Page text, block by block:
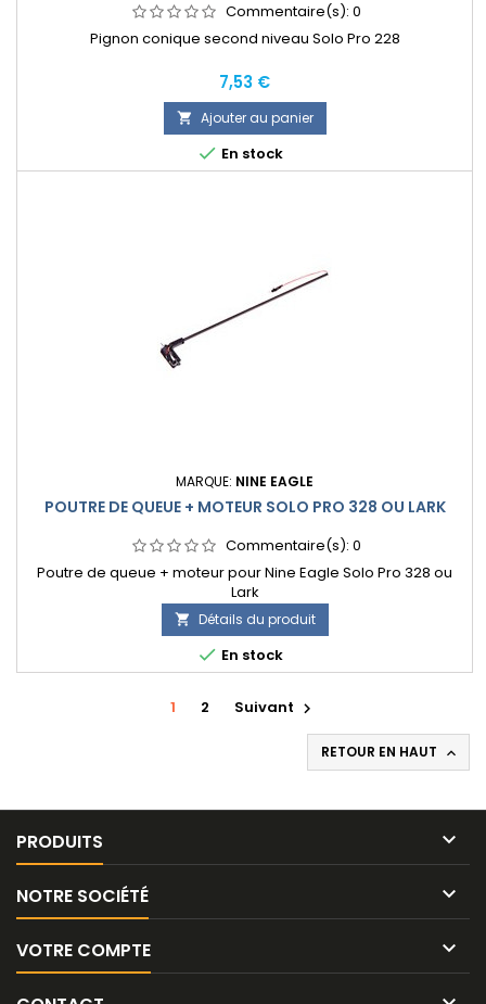
Commentaire(s): 0
Pignon conique second niveau Solo Pro 228
Prix
7,53 €
 Ajouter au panier
 En stock
MARQUE: NINE EAGLE
POUTRE DE QUEUE + MOTEUR SOLO PRO 328 OU LARK
Commentaire(s): 0
Poutre de queue + moteur pour Nine Eagle Solo Pro 328 ou
Lark
 Détails du produit
 En stock
1 2 Suivant 
RETOUR EN HAUT 
PRODUITS 
NOTRE SOCIÉTÉ 
VOTRE COMPTE 